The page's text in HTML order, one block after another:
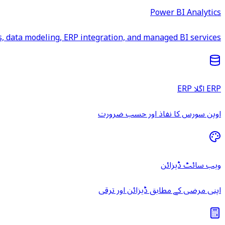
Power BI Analytics
data modeling, ERP integration, and managed BI services.
ERP اگلا ERP
اوپن سورس کا نفاذ اور حسب ضرورت
ویب سائٹ ڈیزائن
اپنی مرضی کے مطابق ڈیزائن اور ترقی